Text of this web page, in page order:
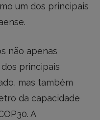
um dos principais
não apenas
principais
mas também
da capacidade
A